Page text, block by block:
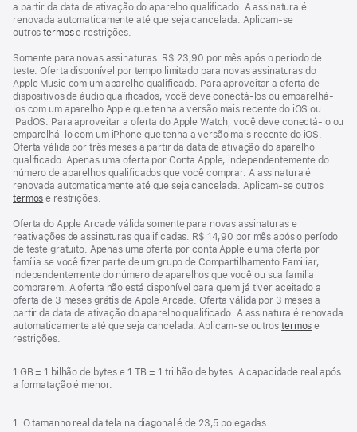
a partir da data de ativação do aparelho qualificado. A assinatura é
renovada automaticamente até que seja cancelada. Aplicam-se
outrostermose restrições.
Somente para novas assinaturas. R$ 23,90 por mês após o período de
teste. Oferta disponível por tempo limitado para novas assinaturas do
Apple Music com um aparelho qualificado. Para aproveitar a oferta de
dispositivos de áudio qualificados, você deve conectá-los ou emparelhá-
los com um aparelho Apple que tenha a versão mais recente do iOS ou
iPadOS. Para aproveitar a oferta do Apple Watch, você deve conectá-lo ou
emparelhá-lo com um iPhone que tenha a versão mais recente do iOS.
Oferta válida por três meses a partir da data de ativação do aparelho
qualificado. Apenas uma oferta por Conta Apple, independentemente do
número de aparelhos qualificados que você comprar. A assinatura é
renovada automaticamente até que seja cancelada. Aplicam-se outros
termos e restrições.
Oferta do Apple Arcade válida somente para novas assinaturas e
reativações de assinaturas qualificadas. R$ 14,90 por mês após o período
de teste gratuito. Apenas uma oferta por conta Apple e uma oferta por
família se você fizer parte de um grupo de Compartilhamento Familiar,
independentemente do número de aparelhos que você ou sua família
comprarem. A oferta não está disponível para quem já tiver aceitado a
oferta de 3 meses grátis de Apple Arcade. Oferta válida por 3 meses a
partir da data de ativação do aparelho qualificado. A assinatura é renovada
automaticamente até que seja cancelada. Aplicam-se outrostermos e
restrições.
1 GB = 1 bilhão de bytes e 1 TB = 1 trilhão de bytes. A capacidade real após
a formatação é menor.
1. O tamanho real da tela na diagonal é de 23,5 polegadas.